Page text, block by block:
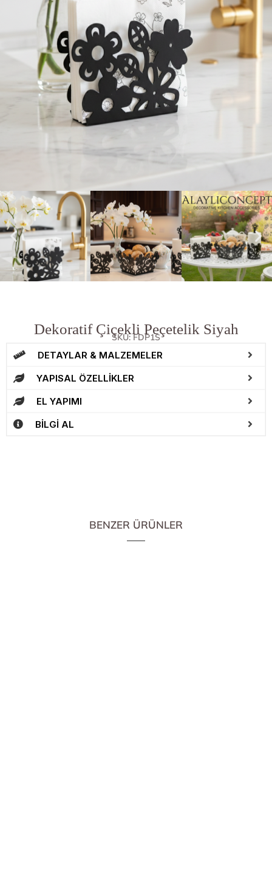
Dekoratif Çiçekli Peçetelik Siyah
SKU: FDP1S
DETAYLAR & MALZEMELER
YAPISAL ÖZELLİKLER
EL YAPIMI
BİLGİ AL
BENZER ÜRÜNLER